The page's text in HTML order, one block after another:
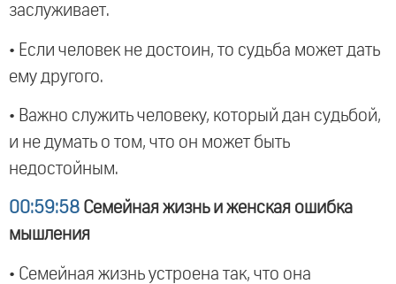
заслуживает.
• Если человек не достоин, то судьба может дать
ему другого.
• Важно служить человеку, который дан судьбой,
и не думать о том, что он может быть
недостойным.
00:59:58 Семейная жизнь и женская ошибка
мышления
• Семейная жизнь устроена так, что она